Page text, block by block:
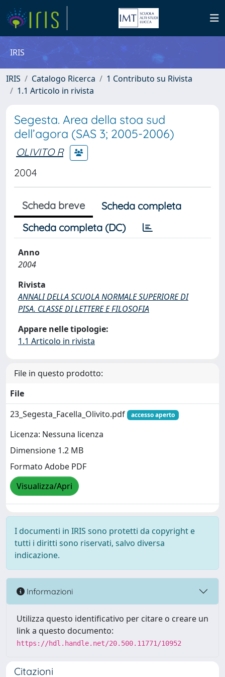
IRIS
IRIS Catalogo Ricerca
1 Contributo su Rivista
1.1 Articolo in rivista
Segesta. Area della stoa sud
dell’agora (SAS 3; 2005-2006)
OLIVITO R
2004
Scheda breve
Scheda completa
Scheda completa (DC)
Anno
2004
Rivista
ANNALI DELLA SCUOLA NORMALE SUPERIORE DI
PISA. CLASSE DI LETTERE E FILOSOFIA
Appare nelle tipologie:
1.1 Articolo in rivista
File in questo prodotto:
File
23_Segesta_Facella_Olivito.pdf
accesso aperto
Licenza: Nessuna licenza
Dimensione 1.2 MB
Formato Adobe PDF
Visualizza/Apri
I documenti in IRIS sono protetti da copyright e
tutti i diritti sono riservati, salvo diversa
indicazione.
Informazioni
Utilizza questo identificativo per citare o creare un
link a questo documento:
https://hdl.handle.net/20.500.11771/10952
Citazioni